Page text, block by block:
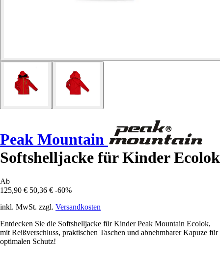
Peak Mountain
Softshelljacke für Kinder Ecolok
Ab
125,90 € 50,36 € -60%
inkl. MwSt. zzgl. Versandkosten
Entdecken Sie die Softshelljacke für Kinder Peak Mountain Ecolok,
mit Reißverschluss, praktischen Taschen und abnehmbarer Kapuze für
optimalen Schutz!